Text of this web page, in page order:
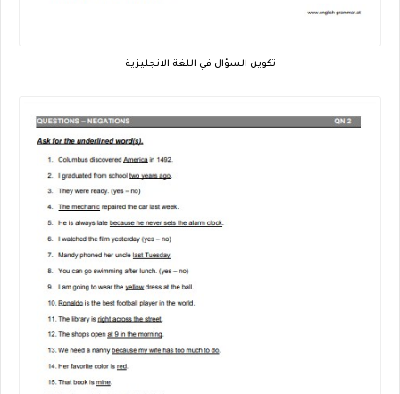
تكوين السؤال في اللغة الانجليزية